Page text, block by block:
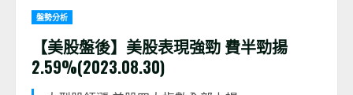
盤勢分析
【美股盤後】美股表現強勁 費半勁揚
2.59%(2023.08.30)